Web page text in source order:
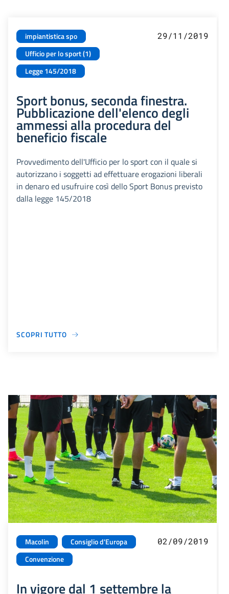
impiantistica spo
Ufficio per lo sport (1)
Legge 145/2018
29/11/2019
Sport bonus, seconda finestra.
Pubblicazione dell'elenco degli
ammessi alla procedura del
beneficio fiscale
Provvedimento dell'Ufficio per lo sport con il quale si
autorizzano i soggetti ad effettuare erogazioni liberali
in denaro ed usufruire così dello Sport Bonus previsto
dalla legge 145/2018
SCOPRI TUTTO
Macolin
Consiglio d'Europa
Convenzione
02/09/2019
In vigore dal 1 settembre la